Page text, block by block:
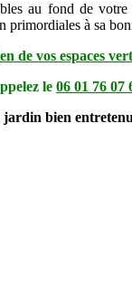
au fond de
primordiales à sa
de vos espaces
le 06 01 76 07
bien